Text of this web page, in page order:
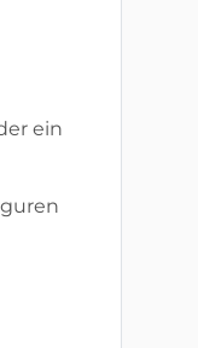
ein